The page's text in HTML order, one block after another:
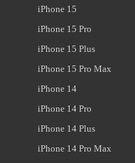
iPhone 15
iPhone 15 Pro
iPhone 15 Plus
iPhone 15 Pro Max
iPhone 14
iPhone 14 Pro
iPhone 14 Plus
iPhone 14 Pro Max